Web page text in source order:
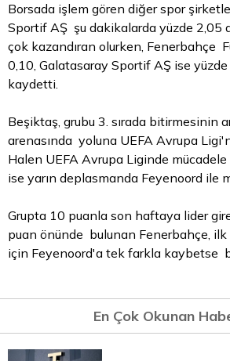
Borsada işlem gören diğer spor
Sportif AŞ şu dakikalarda yüzde 2,05
çok kazandıran olurken, Fenerbahçe
0,10, Galatasaray Sportif AŞ ise
kaydetti.
Beşiktaş, grubu 3. sırada bitirmesinin
arenasında yoluna UEFA Avrupa
Halen UEFA Avrupa Liginde
ise yarın deplasmanda Feyenoord ile
Grupta 10 puanla son haftaya lider
puan önünde bulunan Fenerbahçe, ilk
için Feyenoord'a tek farkla kaybetse
En Çok Okunan